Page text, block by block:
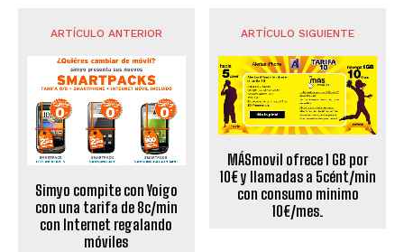
ARTÍCULO ANTERIOR
Simyo compite con Yoigo
con una tarifa de 8c/min
con Internet regalando
móviles
ARTÍCULO SIGUIENTE
MÁSmovil ofrece 1 GB por
10€ y llamadas a 5cént/min
con consumo minimo
10€/mes.